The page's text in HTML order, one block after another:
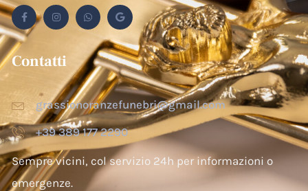
Contatti
grassionoranzefunebri@gmail.com
+39 389 177 2290
Sempre vicini, col servizio 24h per informazioni o
emergenze.